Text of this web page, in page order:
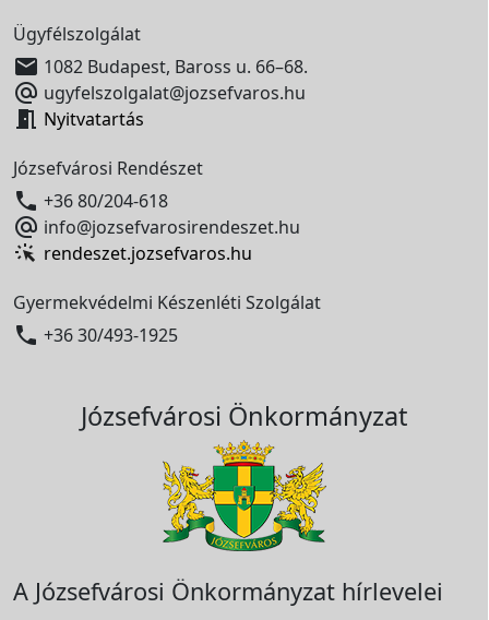
Ügyfélszolgálat
 1082 Budapest, Baross u. 66–68.
 ugyfelszolgalat@jozsefvaros.hu
 Nyitvatartás
Józsefvárosi Rendészet
 +36 80/204-618
 info@jozsefvarosirendeszet.hu
rendeszet.jozsefvaros.hu
Gyermekvédelmi Készenléti Szolgálat
 +36 30/493-1925
Józsefvárosi Önkormányzat
A Józsefvárosi Önkormányzat hírlevelei